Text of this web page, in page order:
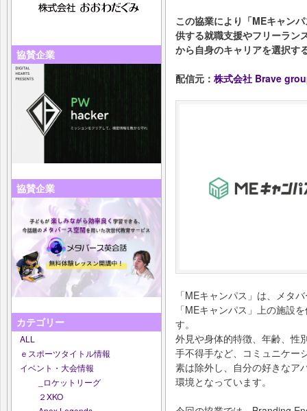
協賛企業
協賛企業
カテゴリー
ALL
ｅスポーツタイトル情報
イベント・大会情報
_ロケットリーグ
２XKO
この協業により「MEキャン
供する就職支援やフリーラン
から自身のキャリアを選択す
配信元： 株式会社 Brave
「MEキャンパス」は、メタ
「MEキャンパス」上の施設
す。
外見や身体的特徴、年齢、性
手不得手など、コミュニケー
素は除外し、自分の好きなア
環境となっています。